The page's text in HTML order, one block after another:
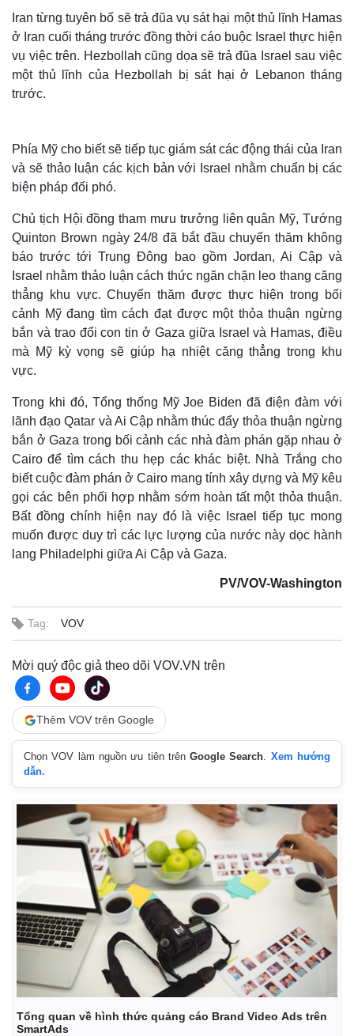
Thế giới
Quan sát
Cuộc sống đó đây
Multimedia
Video
Ảnh
Infographic
Iran từng tuyên bố sẽ trả đũa vụ sát hại một thủ lĩnh Hamas
ở Iran cuối tháng trước đồng thời cáo buộc Israel thực hiện
vụ việc trên. Hezbollah cũng dọa sẽ trả đũa Israel sau việc
một thủ lĩnh của Hezbollah bị sát hại ở Lebanon tháng
trước.
Phía Mỹ cho biết sẽ tiếp tục giám sát các động thái của Iran
và sẽ thảo luận các kịch bản với Israel nhằm chuẩn bị các
biện pháp đối phó.
Chủ tịch Hội đồng tham mưu trưởng liên quân Mỹ, Tướng
Quinton Brown ngày 24/8 đã bắt đầu chuyến thăm không
báo trước tới Trung Đông bao gồm Jordan, Ai Cập và
Israel nhằm thảo luận cách thức ngăn chặn leo thang căng
thẳng khu vực. Chuyến thăm được thực hiện trong bối
cảnh Mỹ đang tìm cách đạt được một thỏa thuận ngừng
bắn và trao đổi con tin ở Gaza giữa Israel và Hamas, điều
mà Mỹ kỳ vọng sẽ giúp hạ nhiệt căng thẳng trong khu
vực.
Trong khi đó, Tổng thống Mỹ Joe Biden đã điện đàm với
lãnh đạo Qatar và Ai Cập nhằm thúc đẩy thỏa thuận ngừng
bắn ở Gaza trong bối cảnh các nhà đàm phán gặp nhau ở
Cairo để tìm cách thu hẹp các khác biệt. Nhà Trắng cho
biết cuộc đàm phán ở Cairo mang tính xây dựng và Mỹ kêu
gọi các bên phối hợp nhằm sớm hoàn tất một thỏa thuận.
Bất đồng chính hiện nay đó là việc Israel tiếp tục mong
muốn được duy trì các lực lượng của nước này dọc hành
lang Philadelphi giữa Ai Cập và Gaza.
PV/VOV-Washington
Tag: VOV
Mời quý độc giả theo dõi VOV.VN trên
Thêm VOV trên Google
Chọn VOV làm nguồn ưu tiên trênGoogle Search. Xem hướng
dẫn.
Tổng quan về hình thức quảng cáo Brand Video Ads trên
SmartAds